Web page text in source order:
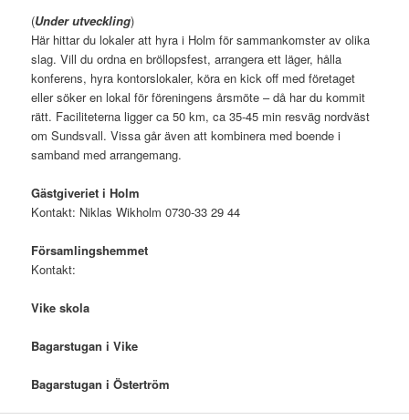
(Under utveckling)
Här hittar du lokaler att hyra i Holm för sammankomster av olika
slag. Vill du ordna en bröllopsfest, arrangera ett läger, hålla
konferens, hyra kontorslokaler, köra en kick off med företaget
eller söker en lokal för föreningens årsmöte – då har du kommit
rätt. Faciliteterna ligger ca 50 km, ca 35-45 min resväg nordväst
om Sundsvall. Vissa går även att kombinera med boende i
samband med arrangemang.
Gästgiveriet i Holm
Kontakt: Niklas Wikholm 0730-33 29 44
Församlingshemmet
Kontakt:
Vike skola
Bagarstugan i Vike
Bagarstugan i Östertröm